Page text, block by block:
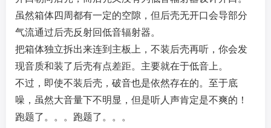
虽然箱体四周都有一定的空隙，但后壳无开口会导部分
气流通过后壳反射回低音辐射器。
把箱体独立拆出来连到主板上，不装后壳再听，你会发
现音质和装了后壳有点差距。主要就在于低音上。
不过，即使不装后壳，破音也是依然存在的。至于底
噪，虽然大音量下不明显，但是听人声肯定是不爽的！
跑题了。。。跑题了。。。